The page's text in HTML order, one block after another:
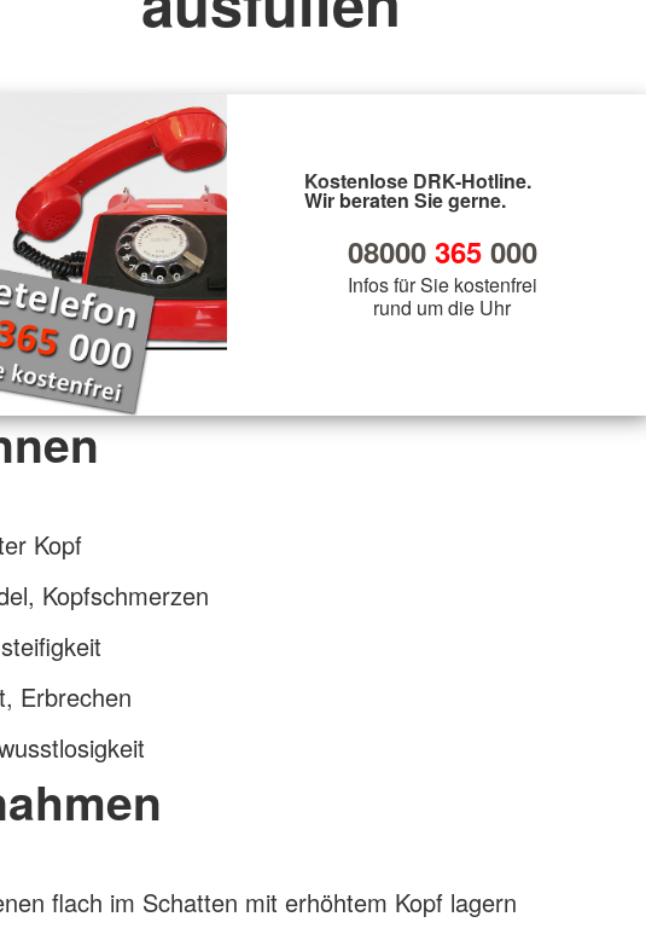
Kostenlose DRK-Hotline.
Wir beraten Sie gerne.
08000 365000
Infos für Sie kostenfrei
rund um die Uhr
Kopf
Kopfschmerzen
Erbrechen
flach im Schatten mit erhöhtem Kopf lagern